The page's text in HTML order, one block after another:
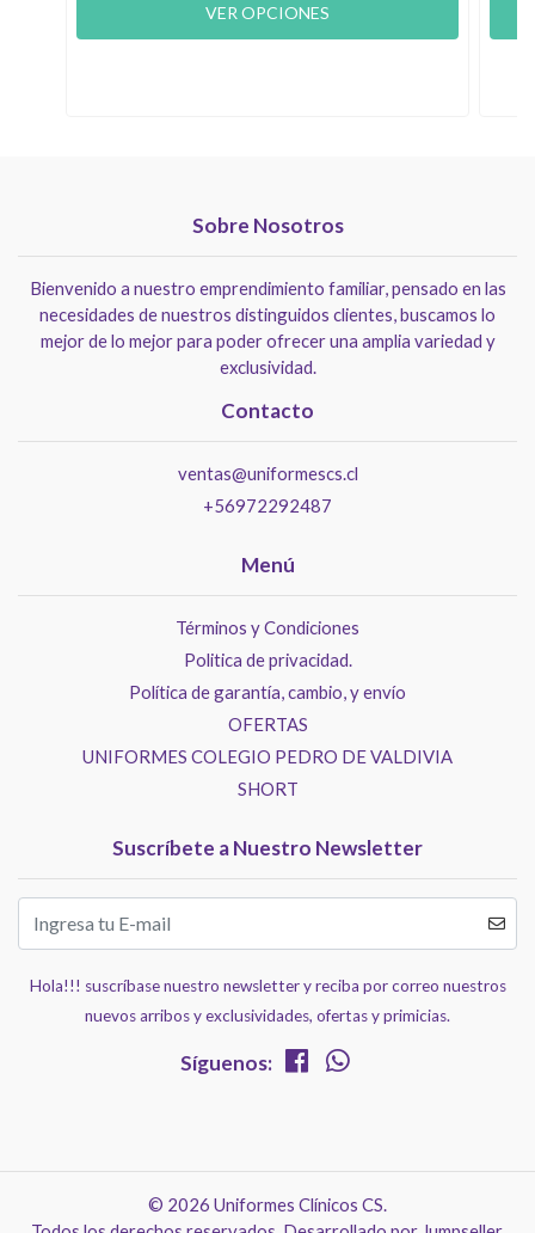
VER OPCIONES
Sobre Nosotros
Bienvenido a nuestro emprendimiento familiar, pensado en las
necesidades de nuestros distinguidos clientes, buscamos lo
mejor de lo mejor para poder ofrecer una amplia variedad y
exclusividad.
Contacto
ventas@uniformescs.cl
+56972292487
Menú
Términos y Condiciones
Politica de privacidad.
Política de garantía, cambio, y envío
OFERTAS
UNIFORMES COLEGIO PEDRO DE VALDIVIA
SHORT
Suscríbete a Nuestro Newsletter
Hola!!! suscríbase nuestro newsletter y reciba por correo nuestros
nuevos arribos y exclusividades, ofertas y primicias.
Síguenos:
© 2026 Uniformes Clínicos CS.